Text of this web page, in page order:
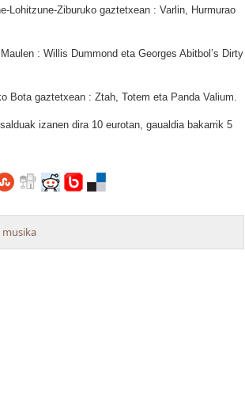
Lohitzune-Ziburuko gaztetxean : Varlin, Hurmurao
: Willis Dummond eta Georges Abitbol’s Dirty
Bota gaztetxean : Ztah, Totem eta Panda Valium.
izanen dira 10 eurotan, gaualdia bakarrik 5
musika